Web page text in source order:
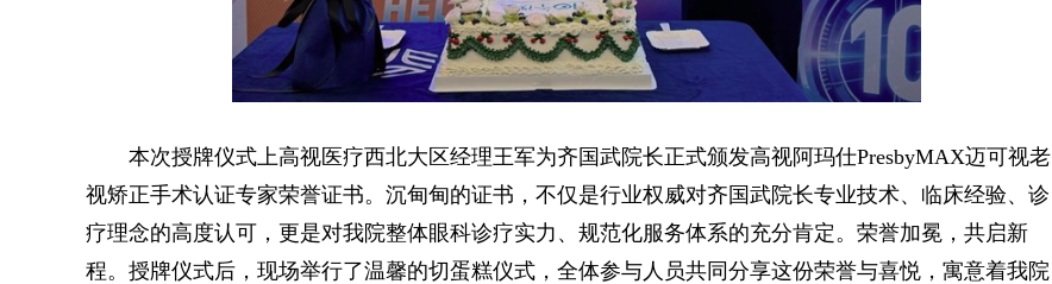
本次授牌仪式上高视医疗西北大区经理王军为齐国武院长正式颁发高视阿玛仕PresbyMAX迈可视老
视矫正手术认证专家荣誉证书。沉甸甸的证书，不仅是行业权威对齐国武院长专业技术、临床经验、诊
疗理念的高度认可，更是对我院整体眼科诊疗实力、规范化服务体系的充分肯定。荣誉加冕，共启新
程。授牌仪式后，现场举行了温馨的切蛋糕仪式，全体参与人员共同分享这份荣誉与喜悦，寓意着我院